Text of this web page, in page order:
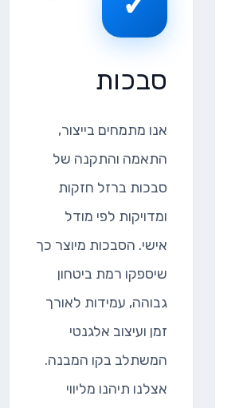
סבכות
אנו מתמחים בייצור,
התאמה והתקנה של
סבכות ברזל חזקות
ומדויקות לפי מודל
אישי. הסבכות מיוצר כך
שיספקו רמת ביטחון
גבוהה, עמידות לאורך
זמן ועיצוב אלגנטי
המשתלב בקו המבנה.
אצלנו תיהנו מליווי